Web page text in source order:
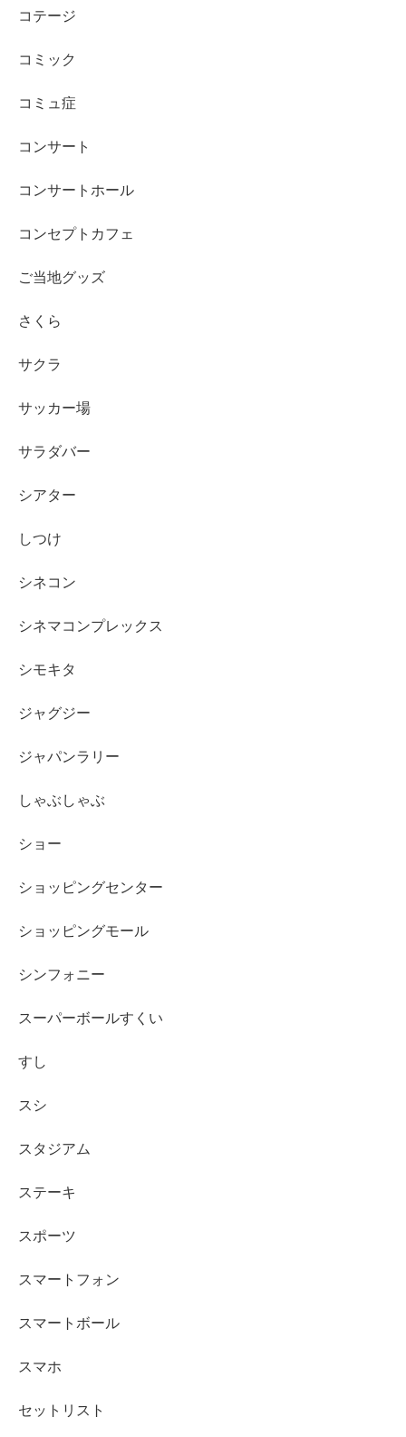
コテージ
コミック
コミュ症
コンサート
コンサートホール
コンセプトカフェ
ご当地グッズ
さくら
サクラ
サッカー場
サラダバー
シアター
しつけ
シネコン
シネマコンプレックス
シモキタ
ジャグジー
ジャパンラリー
しゃぶしゃぶ
ショー
ショッピングセンター
ショッピングモール
シンフォニー
スーパーボールすくい
すし
スシ
スタジアム
ステーキ
スポーツ
スマートフォン
スマートボール
スマホ
セットリスト